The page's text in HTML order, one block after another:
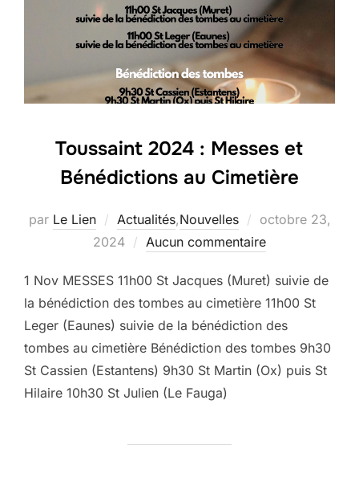
Toussaint 2024 : Messes et
Bénédictions au Cimetière
par Le Lien Actualités,Nouvelles
Publié
le
octobre 23,
2024
Aucun commentaire
1 Nov MESSES 11h00 St Jacques (Muret) suivie de
la bénédiction des tombes au cimetière 11h00 St
Leger (Eaunes) suivie de la bénédiction des
tombes au cimetière Bénédiction des tombes 9h30
St Cassien (Estantens) 9h30 St Martin (Ox) puis St
Hilaire 10h30 St Julien (Le Fauga)